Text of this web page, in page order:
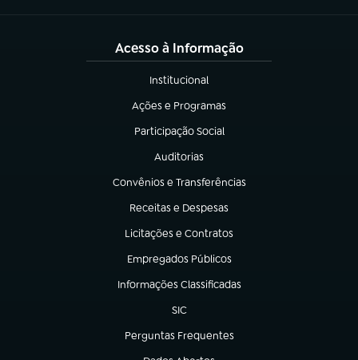
Acesso à Informação
Institucional
(abre em nova aba)
Ações e Programas
(abre em nova aba)
Participação Social
(abre em nova aba)
Auditorias
(abre em nova aba)
Convênios e Transferências
(abre em nova aba)
Receitas e Despesas
(abre em nova aba)
Licitações e Contratos
(abre em nova aba)
Empregados Públicos
(abre em nova aba)
Informações Classificadas
(abre em nova aba)
SIC
(abre em nova aba)
Perguntas Frequentes
(abre em nova aba)